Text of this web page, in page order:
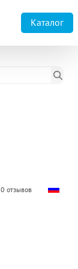
Каталог
0 отзывов